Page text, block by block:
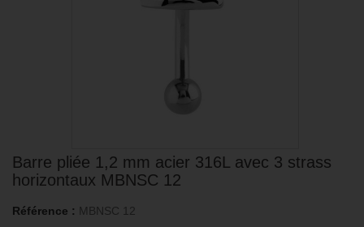
Barre pliée 1,2 mm acier 316L avec 3 strass
horizontaux MBNSC 12
Référence : MBNSC 12